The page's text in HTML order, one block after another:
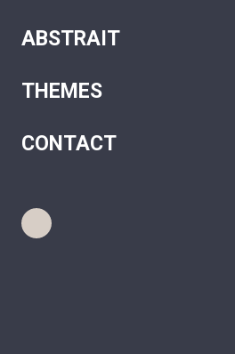
ABSTRAIT
THEMES
CONTACT